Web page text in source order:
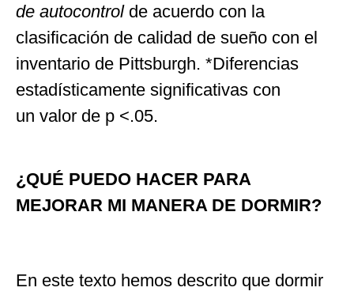
de autocontrolde acuerdo con la
clasificación de calidad de sueño con el
inventario de Pittsburgh. *Diferencias
estadísticamente significativas con
un valor de p <.05.
¿QUÉ PUEDO HACER PARA
MEJORAR MI MANERA DE DORMIR?
En este texto hemos descrito que dormir